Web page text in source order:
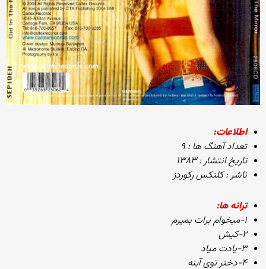
اطلاعات:
تعداد آهنگ ها : ۹
تاریخ انتشار : ۱۳۸۳
ناشر : کلتکس رکوردز
ترانه ها:
۱-میخوام برات بمیرم
۲-کیش
۳-یادت میاد
۴-دختر توی آینه